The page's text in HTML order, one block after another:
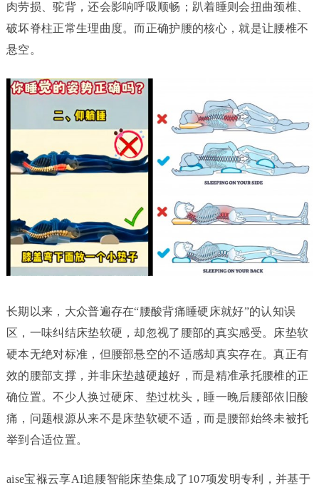
肉劳损、驼背，还会影响呼吸顺畅；趴着睡则会扭曲颈椎、
破坏脊柱正常生理曲度。而正确护腰的核心，就是让腰椎不
悬空。
长期以来，大众普遍存在“腰酸背痛睡硬床就好”的认知误
区，一味纠结床垫软硬，却忽视了腰部的真实感受。床垫软
硬本无绝对标准，但腰部悬空的不适感却真实存在。真正有
效的腰部支撑，并非床垫越硬越好，而是精准承托腰椎的正
确位置。不少人换过硬床、垫过枕头，睡一晚后腰部依旧酸
痛，问题根源从来不是床垫软硬不适，而是腰部始终未被托
举到合适位置。
aise宝褓云享AI追腰智能床垫集成了107项发明专利，并基于